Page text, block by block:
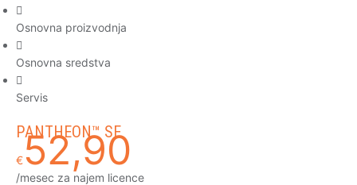
Osnovna proizvodnja
Osnovna sredstva
Servis
PANTHEON™ SE
€52,90
/mesec za najem licence